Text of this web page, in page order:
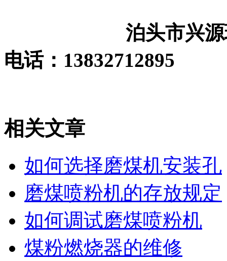
泊头市兴
电话：13832712895
相关文章
如何选择磨煤机安装孔
磨煤喷粉机的存放规定
如何调试磨煤喷粉机
煤粉燃烧器的维修